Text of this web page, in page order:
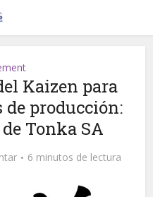
Kaizen para
de producción:
Tonka SA
6 minutos de lectura